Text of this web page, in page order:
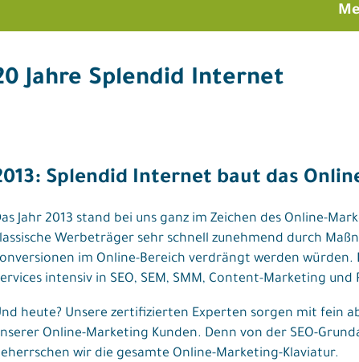
Jahre Splendid Internet
Splendid Internet baut das
Jahr 2013 stand bei uns ganz im Zeichen des Online-
Werbeträger sehr schnell zunehmend durch
im Online-Bereich verdrängt werden
intensiv in SEO, SEM, SMM, Content-Marketing und
heute? Unsere zertifizierten Experten sorgen mit fein
Online-Marketing Kunden. Denn von der SEO-
wir die gesamte Online-Marketing-Klaviatur.